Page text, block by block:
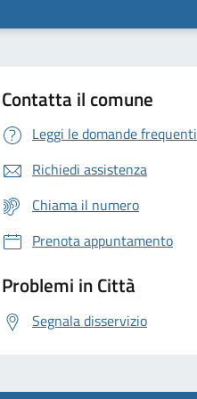
Contatta il comune
Leggi le domande frequenti
Richiedi assistenza
Chiama il numero
Prenota appuntamento
Problemi in Città
Segnala disservizio